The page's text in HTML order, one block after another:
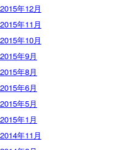
2015年12月
2015年11月
2015年10月
2015年9月
2015年8月
2015年6月
2015年5月
2015年1月
2014年11月